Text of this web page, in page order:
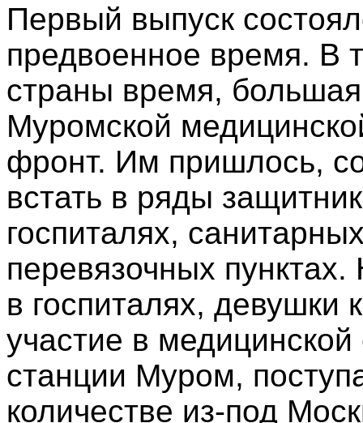
Первый выпуск
предвоенное время. В
страны время, большая
Муромской
фронт. Им пришлось,
встать в ряды
госпиталях,
перевязочных
в госпиталях,
участие в
станции Муром,
количестве из-под